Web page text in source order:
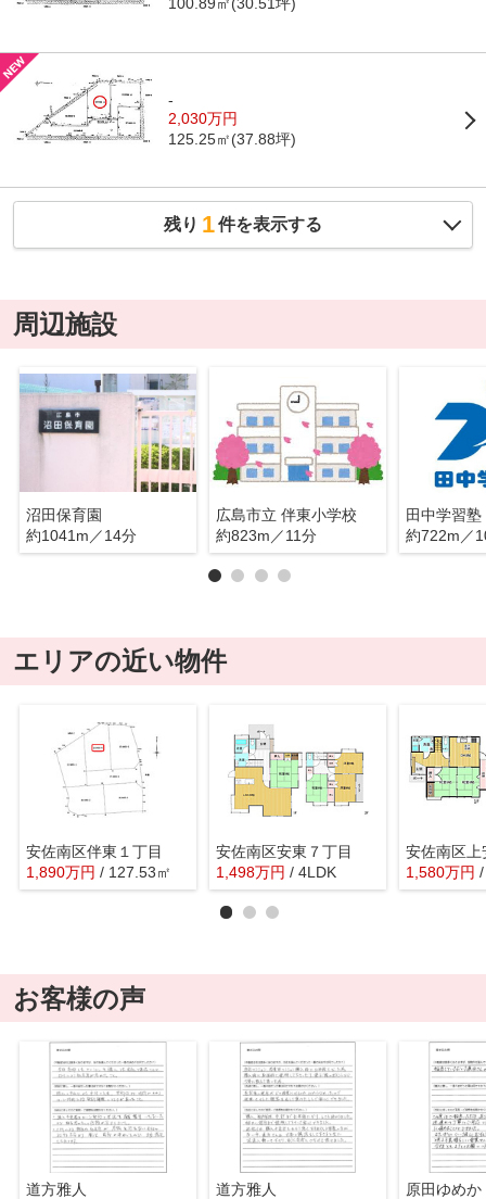
-
2,030万円
125.25㎡(37.88坪)
残り 1件を表示する
周辺施設
沼田保育園
約1041m／14分
広島市立 伴東小学校
約823m／11分
田中学習
約722m／
エリアの近い物件
安佐南区伴東１丁目
1,890万円 / 127.53㎡
安佐南区安東７丁目
1,498万円 / 4LDK
安佐南区上
1,580万円
お客様の声
道方雅人 道方雅人 原田ゆめか